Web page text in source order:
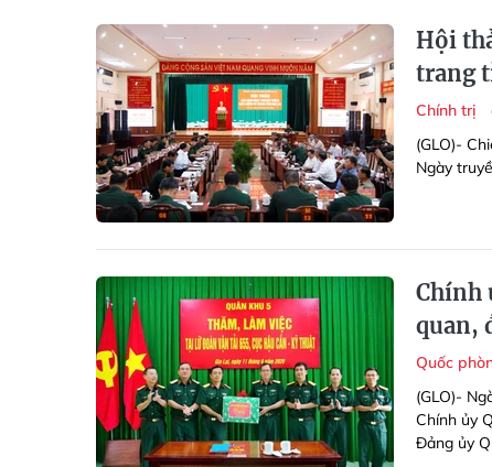
Hội
trang
Chính trị
(GLO)-
Ngày
Chính
quan,
Quốc
(GLO)-
Chính ủy
Đảng ủy